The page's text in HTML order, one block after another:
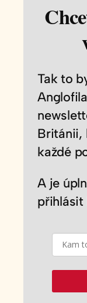
Tak to
Británii,
každé
A je
přihlásit